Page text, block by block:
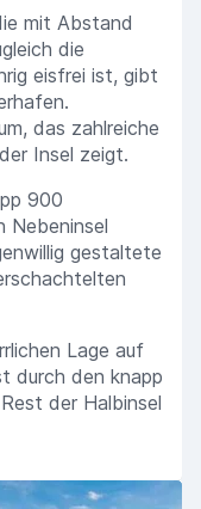
mit Abstand
die
eisfrei ist, gibt
das zahlreiche
Insel zeigt.
900
Nebeninsel
gestaltete
Lage auf
durch den knapp
der Halbinsel